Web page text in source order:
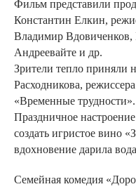
Фильм представили
Константин Елкин,
Владимир
Андреевайте и др.
Зрители тепло приняли
Расходникова,
«Временные трудности».
Праздничное
создать игристое вино
вдохновение дарила
Семейная комедия